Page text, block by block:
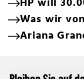
Was wir
Ariana